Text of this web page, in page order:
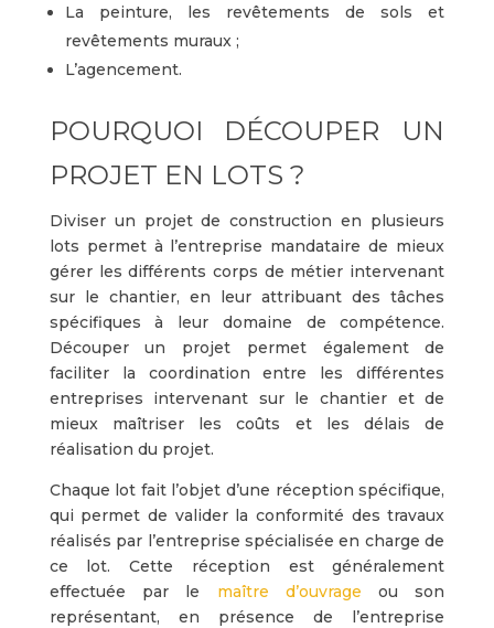
La peinture, les revêtements de sols et
revêtements muraux ;
L’agencement.
POURQUOI DÉCOUPER UN
PROJET EN LOTS ?
Diviser un projet de construction en plusieurs
lots permet à l’entreprise mandataire de mieux
gérer les différents corps de métier intervenant
sur le chantier, en leur attribuant des tâches
spécifiques à leur domaine de compétence.
Découper un projet permet également de
faciliter la coordination entre les différentes
entreprises intervenant sur le chantier et de
mieux maîtriser les coûts et les délais de
réalisation du projet.
Chaque lot fait l’objet d’une réception spécifique,
qui permet de valider la conformité des travaux
réalisés par l’entreprise spécialisée en charge de
ce lot. Cette réception est généralement
effectuée par le maître d’ouvrage ou son
représentant, en présence de l’entreprise